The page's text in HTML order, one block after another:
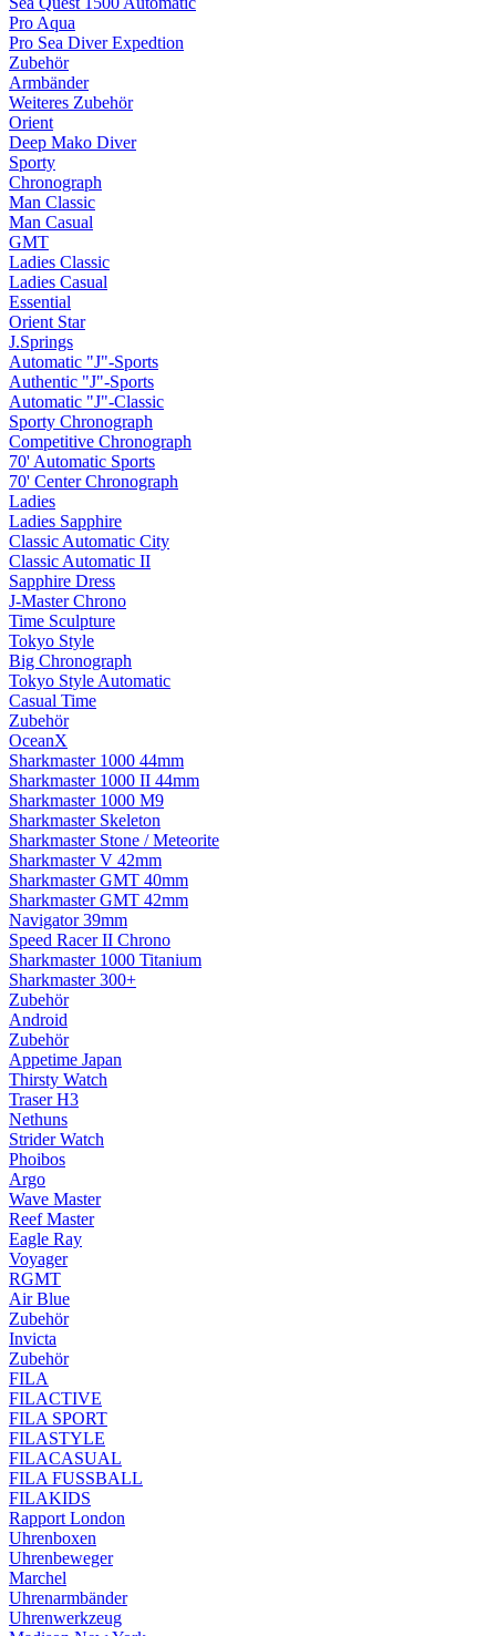
Pro Aqua
Pro Sea Diver Expedtion
Zubehör
Armbänder
Weiteres Zubehör
Orient
Deep Mako Diver
Sporty
Chronograph
Man Classic
Man Casual
GMT
Ladies Classic
Ladies Casual
Essential
Orient Star
J.Springs
Automatic "J"-Sports
Authentic "J"-Sports
Automatic "J"-Classic
Sporty Chronograph
Competitive Chronograph
70' Automatic Sports
70' Center Chronograph
Ladies
Ladies Sapphire
Classic Automatic City
Classic Automatic II
Sapphire Dress
J-Master Chrono
Time Sculpture
Tokyo Style
Big Chronograph
Tokyo Style Automatic
Casual Time
Zubehör
OceanX
Sharkmaster 1000 44mm
Sharkmaster 1000 II 44mm
Sharkmaster 1000 M9
Sharkmaster Skeleton
Sharkmaster Stone / Meteorite
Sharkmaster V 42mm
Sharkmaster GMT 40mm
Sharkmaster GMT 42mm
Navigator 39mm
Speed Racer II Chrono
Sharkmaster 1000 Titanium
Sharkmaster 300+
Zubehör
Android
Zubehör
Appetime Japan
Thirsty Watch
Traser H3
Nethuns
Strider Watch
Phoibos
Argo
Wave Master
Reef Master
Eagle Ray
Voyager
RGMT
Air Blue
Zubehör
Invicta
Zubehör
FILA
FILACTIVE
FILA SPORT
FILASTYLE
FILACASUAL
FILA FUSSBALL
FILAKIDS
Rapport London
Uhrenboxen
Uhrenbeweger
Marchel
Uhrenarmbänder
Uhrenwerkzeug